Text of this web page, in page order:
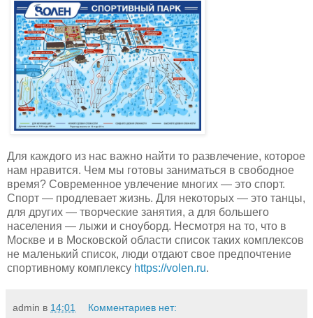
Для каждого из нас важно найти то развлечение, которое
нам нравится. Чем мы готовы заниматься в свободное
время? Современное увлечение многих — это спорт.
Спорт — продлевает жизнь. Для некоторых — это танцы,
для других — творческие занятия, а для большего
населения — лыжи и сноуборд. Несмотря на то, что в
Москве и в Московской области список таких комплексов
не маленький список, люди отдают свое предпочтение
спортивному комплексу https://volen.ru.
admin в 14:01 Комментариев нет: